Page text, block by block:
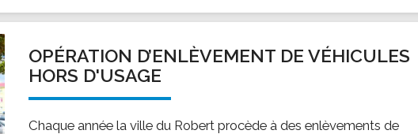
OPÉRATION D’ENLÈVEMENT DE VÉHICULES
HORS D'USAGE
Chaque année la ville du Robert procède à des enlèvements de